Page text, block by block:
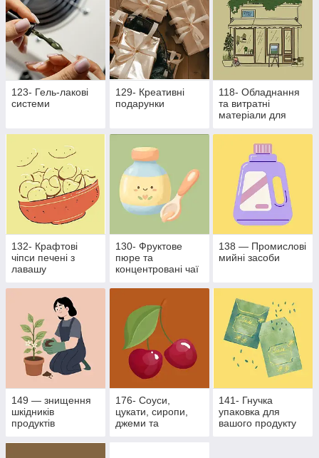
123- Гель-лакові
системи
129- Креативні
подарунки
118- Обладнання
та витратні
матеріали для
промисловості
132- Крафтові
чіпси печені з
лавашу
130- Фруктове
пюре та
концентровані чаї
138 — Промислові
мийні засоби
149 — знищення
шкідників
продуктів
походження
176- Соуси,
цукати, сиропи,
джеми та
141- Гнучка
упаковка для
вашого продукту